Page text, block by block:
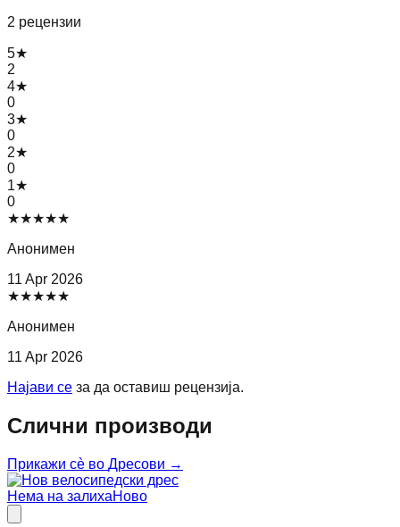
2 рецензии
5★
2
4★
0
3★
0
2★
0
1★
0
★★★★★
Анонимен
11 Apr 2026
★★★★★
Анонимен
11 Apr 2026
Најави се за да оставиш рецензија.
Слични производи
Прикажи сè во Дресови →
Нема на залихаНово